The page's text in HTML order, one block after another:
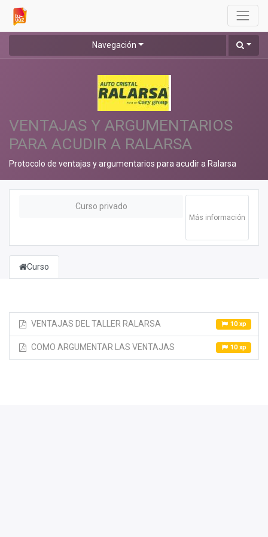
Navegación
VENTAJAS Y ARGUMENTARIOS
PARA ACUDIR A RALARSA
Protocolo de ventajas y argumentarios para acudir a Ralarsa
Curso privado
Más información
Curso
VENTAJAS DEL TALLER RALARSA 10 xp
COMO ARGUMENTAR LAS VENTAJAS 10 xp